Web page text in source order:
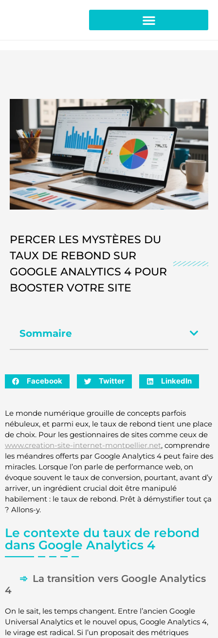
PERCER LES MYSTÈRES DU
TAUX DE REBOND SUR
GOOGLE ANALYTICS 4 POUR
BOOSTER VOTRE SITE
Sommaire
Facebook Twitter LinkedIn
Le monde numérique grouille de concepts parfois
nébuleux, et parmi eux, le taux de rebond tient une place
de choix. Pour les gestionnaires de sites comme ceux de
www.creation-site-internet-montpellier.net, comprendre
les méandres offerts par Google Analytics 4 peut faire des
miracles. Lorsque l’on parle de performance web, on
évoque souvent le taux de conversion, pourtant, avant d’y
arriver, un ingrédient crucial doit être manipulé
habilement : le taux de rebond. Prêt à démystifier tout ça
? Allons-y.
Le contexte du taux de rebond
dans Google Analytics 4
La transition vers Google Analytics
4
On le sait, les temps changent. Entre l’ancien Google
Universal Analytics et le nouvel opus, Google Analytics 4,
le virage est radical. Si l’un proposait des métriques